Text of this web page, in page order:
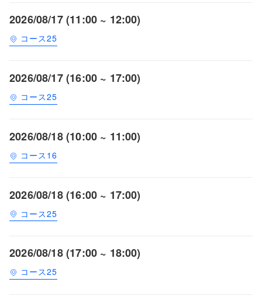
2026/08/17 (11:00 ~ 12:00)
コース25
2026/08/17 (16:00 ~ 17:00)
コース25
2026/08/18 (10:00 ~ 11:00)
コース16
2026/08/18 (16:00 ~ 17:00)
コース25
2026/08/18 (17:00 ~ 18:00)
コース25